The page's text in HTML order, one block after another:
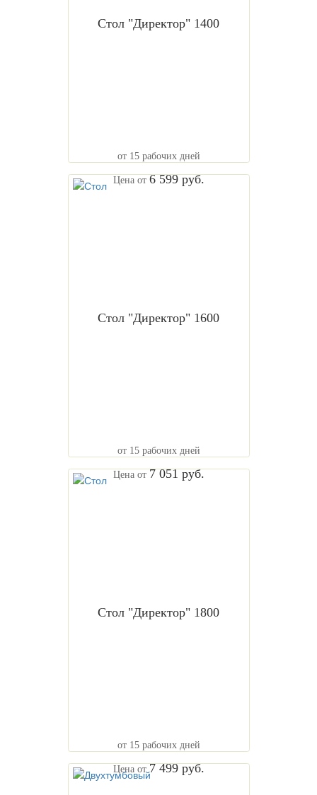
Стол "Директор" 1400
от 15 рабочих дней
Цена от 6 599 руб.
Стол "Директор" 1600
от 15 рабочих дней
Цена от 7 051 руб.
Стол "Директор" 1800
от 15 рабочих дней
Цена от7 499 руб.